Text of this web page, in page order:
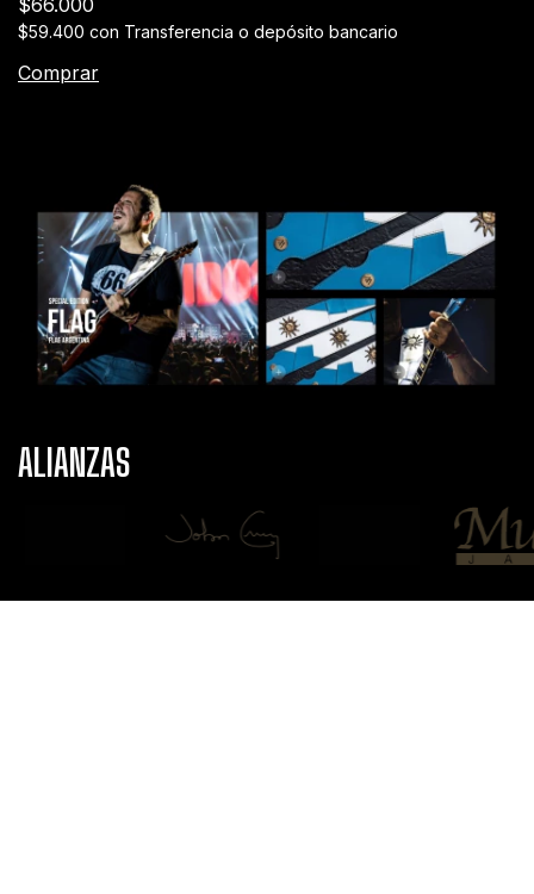
$66.000
$59.400 con Transferencia o depósito bancario
Comprar
ALIANZAS